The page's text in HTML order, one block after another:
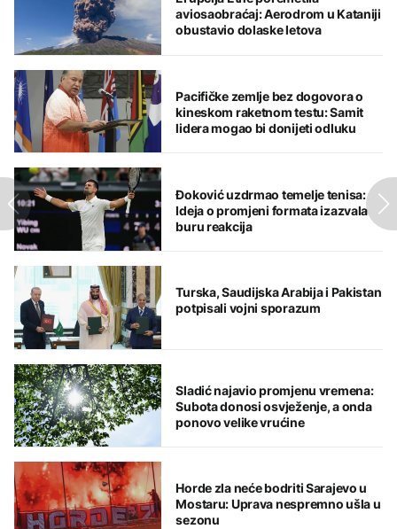
aviosaobraćaj: Aerodrom u Kataniji
obustavio dolaske letova
Pacifičke zemlje bez dogovora o
kineskom raketnom testu: Samit
lidera mogao bi donijeti odluku
Đoković uzdrmao temelje tenisa:
Ideja o promjeni formata izazvala
buru reakcija
Turska, Saudijska Arabija i Pakistan
potpisali vojni sporazum
Sladić najavio promjenu vremena:
Subota donosi osvježenje, a onda
ponovo velike vrućine
Horde zla neće bodriti Sarajevo u
Mostaru: Uprava nespremno ušla u
sezonu